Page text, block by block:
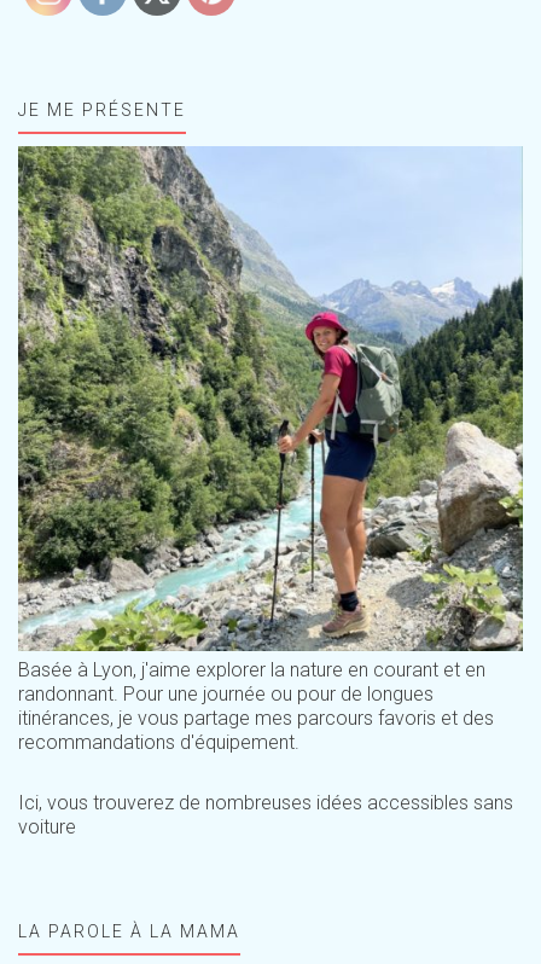
JE ME PRÉSENTE
Basée à Lyon, j'aime explorer la nature en courant et en
randonnant. Pour une journée ou pour de longues
itinérances, je vous partage mes parcours favoris et des
recommandations d'équipement.
Ici, vous trouverez de nombreuses idées accessibles sans
voiture
LA PAROLE À LA MAMA